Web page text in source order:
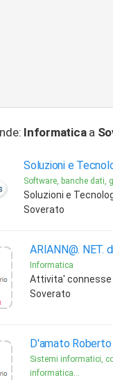
Informaticaa
Soluzioni e
Software, banche dati,
Soluzioni e
Soverato
ARIANN@. NET.
Informatica
Attivita' connesse
Soverato
D'amato
Sistemi informatici,
informatica...